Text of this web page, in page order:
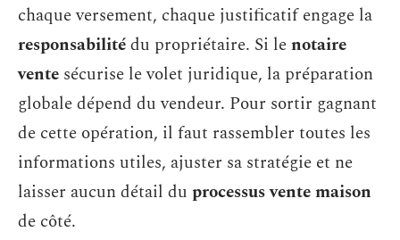
chaque versement, chaque justificatif engage la
responsabilitédu propriétaire. Si lenotaire
vente sécurise le volet juridique, la préparation
globale dépend du vendeur. Pour sortir gagnant
de cette opération, il faut rassembler toutes les
informations utiles, ajuster sa stratégie et ne
laisser aucun détail du processus vente maison
de côté.